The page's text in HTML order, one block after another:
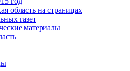
область на страницах
газет
материалы